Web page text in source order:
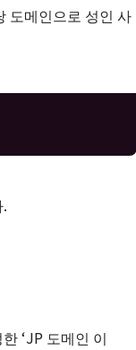
도메인으로 성인 사
‘JP 도메인 이